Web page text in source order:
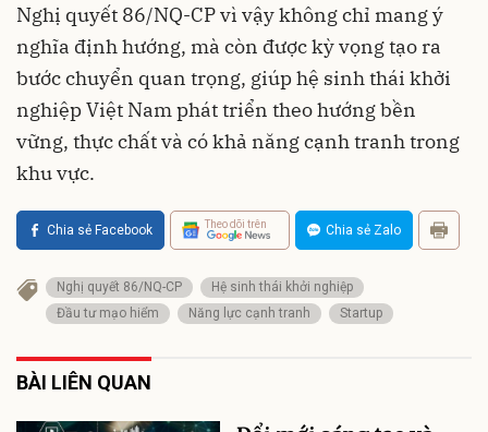
Nghị quyết 86/NQ-CP vì vậy không chỉ mang ý
nghĩa định hướng, mà còn được kỳ vọng tạo ra
bước chuyển quan trọng, giúp hệ sinh thái khởi
nghiệp Việt Nam phát triển theo hướng bền
vững, thực chất và có khả năng cạnh tranh trong
khu vực.
Chia sẻ Facebook Theo dõi trên Chia sẻ Zalo
Nghị quyết 86/NQ-CP
Hệ sinh thái khởi nghiệp
Đầu tư mạo hiểm
Năng lực cạnh tranh Startup
BÀI LIÊN QUAN